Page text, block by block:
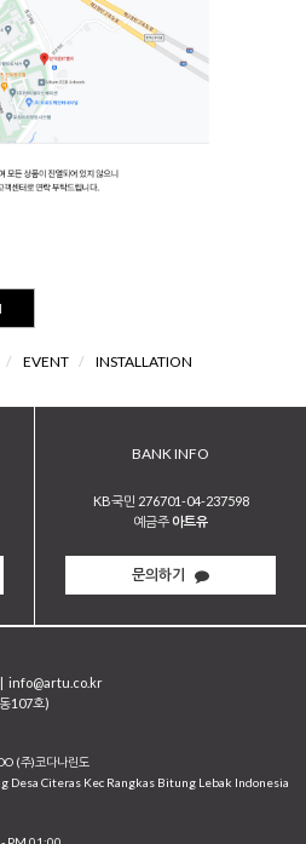
/ EVENT / INSTALLATION
BANK INFO
KB국민 276701-04-237598
예금주 아트유
문의하기
info@artu.co.kr
107호)
(주)코다나린도
Desa Citeras Kec Rangkas Bitung Lebak Indonesia